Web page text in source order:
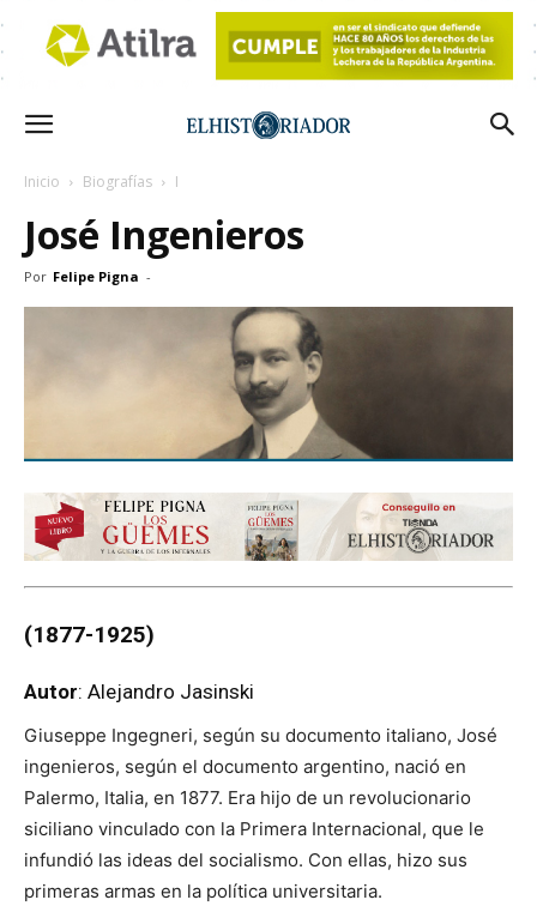
Inicio Biografías I
José Ingenieros
Por Felipe Pigna -
(1877-1925)
Autor: Alejandro Jasinski
Giuseppe Ingegneri, según su documento italiano, José
ingenieros, según el documento argentino, nació en
Palermo, Italia, en 1877. Era hijo de un revolucionario
siciliano vinculado con la Primera Internacional, que le
infundió las ideas del socialismo. Con ellas, hizo sus
primeras armas en la política universitaria.